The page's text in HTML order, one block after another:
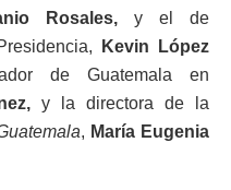
Rosales, y el de
Kevin López
de Guatemala en
y la directora de la
, María Eugenia